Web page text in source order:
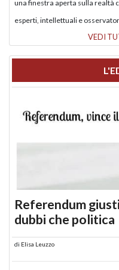
una finestra aperta sulla realtà
esperti, intellettuali e
VEDI
Referendum
dubbi che politica
di Elisa Leuzzo